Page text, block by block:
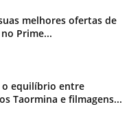
melhores ofertas de
Prime...
o equilíbrio entre
Taormina e filmagens...